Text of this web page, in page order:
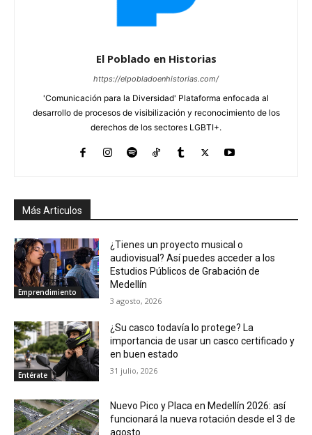
El Poblado en Historias
https://elpobladoenhistorias.com/
'Comunicación para la Diversidad' Plataforma enfocada al
desarrollo de procesos de visibilización y reconocimiento de los
derechos de los sectores LGBTI+.
Más Articulos
Emprendimiento
¿Tienes un proyecto musical o
audiovisual? Así puedes acceder a los
Estudios Públicos de Grabación de
Medellín
3 agosto, 2026
Entérate
¿Su casco todavía lo protege? La
importancia de usar un casco certificado y
en buen estado
31 julio, 2026
Nuevo Pico y Placa en Medellín 2026: así
funcionará la nueva rotación desde el 3 de
agosto